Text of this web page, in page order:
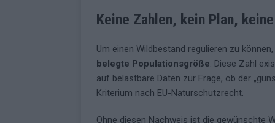
Keine Zahlen, kein Plan,
Um einen Wildbestand regulieren zu
belegte Populationsgröße. Diese Zahl
auf belastbare Daten zur Frage, ob der
Kriterium nach EU-Naturschutzrecht.
Ohne diesen Nachweis ist die gewünschte